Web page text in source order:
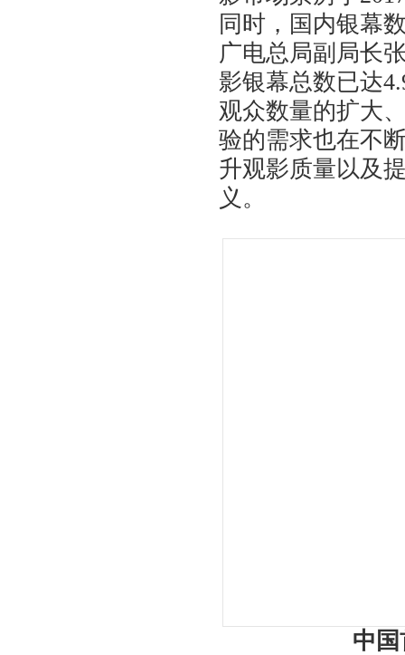
同时，国内银幕
广电总局副局长
影银幕总数已达
观众数量的扩大
验的需求也在不
升观影质量以及
义。
中